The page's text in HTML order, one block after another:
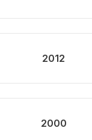
2012
2000